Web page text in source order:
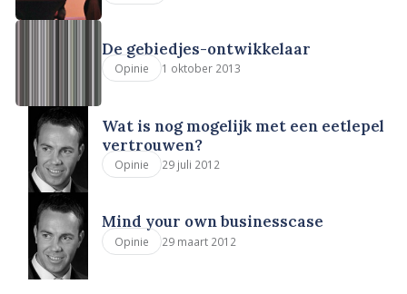
De gebiedjes-ontwikkelaar
Opinie 1 oktober 2013
Wat is nog mogelijk met een eetlepel
vertrouwen?
Opinie 29 juli 2012
Mind your own businesscase
Opinie 29 maart 2012